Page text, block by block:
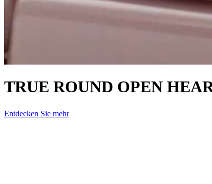
TRUE ROUND OPEN
Entdecken Sie mehr